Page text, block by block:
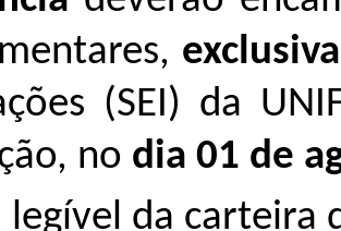
(SEI) da
no dia 01 de
legível da carteira